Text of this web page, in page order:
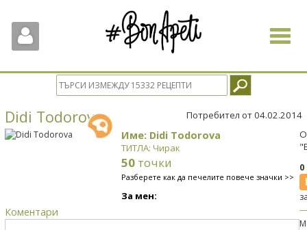
Toggle
Didi Todorova Потребител от 04.02.2014
Име: Didi Todorova
ТИТЛА: Чирак
50 точки
Разберете как да печелите повече значки >>
За мен:
Коментари